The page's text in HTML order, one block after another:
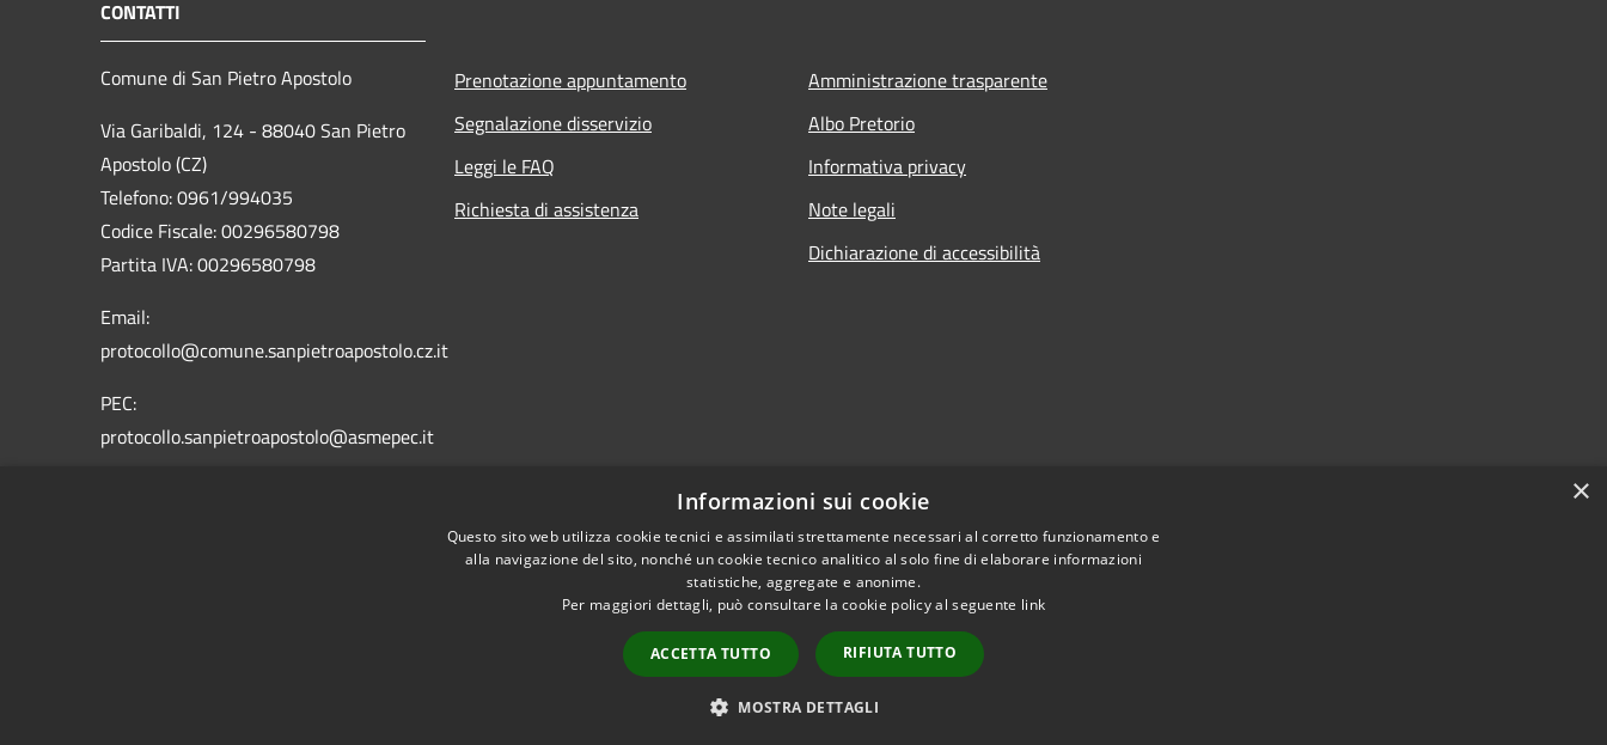
CONTATTI
Comune di San Pietro Apostolo
Via Garibaldi, 124 - 88040 San Pietro
Apostolo (CZ)
Telefono: 0961/994035
Codice Fiscale: 00296580798
Partita IVA: 00296580798
Email:
protocollo@comune.sanpietroapostolo.cz.it
PEC:
protocollo.sanpietroapostolo@asmepec.it
Prenotazione appuntamento
Segnalazione disservizio
Leggi le FAQ
Richiesta di assistenza
Amministrazione trasparente
Albo Pretorio
Informativa privacy
Note legali
Dichiarazione di accessibilità
Copyright © 2026 • Comune di San Pietro Apostolo • Powered by
×
Informazioni sui cookie
Questo sito web utilizza cookie tecnici e assimilati strettamente necessari al corretto funzionamento e
alla navigazione del sito, nonché un cookie tecnico analitico al solo fine di elaborare informazioni
statistiche, aggregate e anonime.
Per maggiori dettagli, può consultare la cookie policy al seguente link
ACCETTA TUTTO RIFIUTA TUTTO
MOSTRA DETTAGLI